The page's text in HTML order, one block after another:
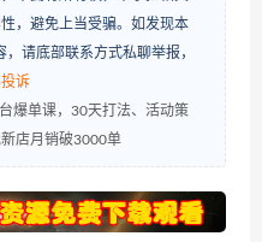
，避免上当受骗。如发现本
请底部联系方式私聊举报，
诉
爆单课，30天打法、活动策
店月销破3000单